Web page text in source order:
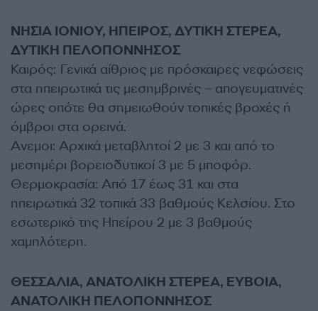
ΝΗΣΙΑ ΙΟΝΙΟΥ, ΗΠΕΙΡΟΣ, ΔΥΤΙΚΗ ΣΤΕΡΕΑ,
ΔΥΤΙΚΗ ΠΕΛΟΠΟΝΝΗΣΟΣ
Καιρός: Γενικά αίθριος με πρόσκαιρες νεφώσεις
στα ηπειρωτικά τις μεσημβρινές – απογευματινές
ώρες οπότε θα σημειωθούν τοπικές βροχές ή
όμβροι στα ορεινά.
Ανεμοι: Αρχικά μεταβλητοί 2 με 3 και από το
μεσημέρι βορειοδυτικοί 3 με 5 μποφόρ.
Θερμοκρασία: Από 17 έως 31 και στα
ηπειρωτικά 32 τοπικά 33 βαθμούς Κελσίου. Στο
εσωτερικό της Ηπείρου 2 με 3 βαθμούς
χαμηλότερη.
ΘΕΣΣΑΛΙΑ, ΑΝΑΤΟΛΙΚΗ ΣΤΕΡΕΑ, ΕΥΒΟΙΑ,
ΑΝΑΤΟΛΙΚΗ ΠΕΛΟΠΟΝΝΗΣΟΣ